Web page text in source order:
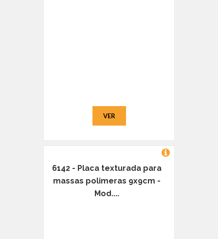
VER
6142 - Placa texturada para
massas polimeras 9x9cm -
Mod....